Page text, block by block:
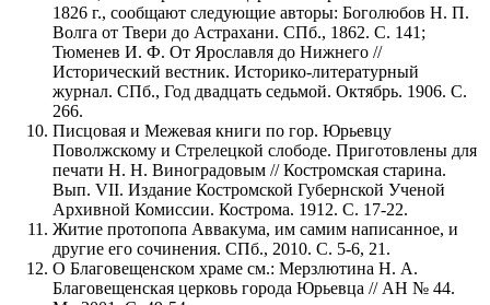
1826 г., сообщают следующие авторы: Боголюбов Н. П.
Волга от Твери до Астрахани. СПб., 1862. С. 141;
Тюменев И. Ф. От Ярославля до Нижнего //
Исторический вестник. Историко-литературный
журнал. СПб., Год двадцать седьмой. Октябрь. 1906. С.
266.
Писцовая и Межевая книги по гор. Юрьевцу
Поволжскому и Стрелецкой слободе. Приготовлены для
печати Н. Н. Виноградовым // Костромская старина.
Вып. VII. Издание Костромской Губернской Ученой
Архивной Комиссии. Кострома. 1912. С. 17-22.
Житие протопопа Аввакума, им самим написанное, и
другие его сочинения. СПб., 2010. С. 5-6, 21.
О Благовещенском храме см.: Мерзлютина Н. А.
Благовещенская церковь города Юрьевца // АН № 44.